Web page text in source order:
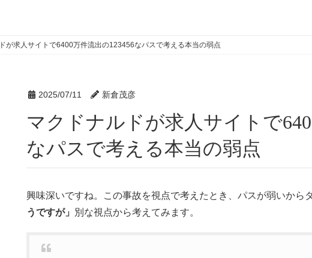
が求人サイトで6400万件流出の123456なパスで考える本当の弱点
2025/07/11 新倉茂彦
マクドナルドが求人サイトで
なパスで考える本当の弱点
興味深いですね。この事故を視点で考えたとき、パスが弱いから
うですが」
別な視点から考えてみます。